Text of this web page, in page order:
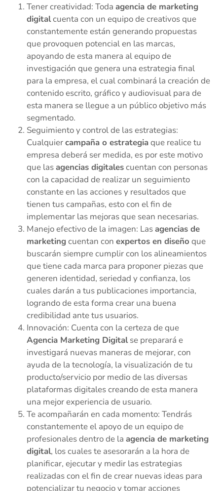
Tener creatividad: Toda agencia de marketing
digitalcuenta con un equipo de creativos que
constantemente están generando propuestas
que provoquen potencial en las marcas,
apoyando de esta manera al equipo de
investigación que genera una estrategia final
para la empresa, el cual combinará la creación de
contenido escrito, gráfico y audiovisual para de
esta manera se llegue a un público objetivo más
segmentado.
Seguimiento y control de las estrategias:
Cualquiercampaña o estrategiaque realice tu
empresa deberá ser medida, es por este motivo
que lasagencias digitalescuentan con personas
con la capacidad de realizar un seguimiento
constante en las acciones y resultados que
tienen tus campañas, esto con el fin de
implementar las mejoras que sean necesarias.
Manejo efectivo de la imagen: Lasagencias de
marketingcuentan con expertos en diseño que
buscarán siempre cumplir con los alineamientos
que tiene cada marca para proponer piezas que
generen identidad, seriedad y confianza, los
cuales darán a tus publicaciones importancia,
logrando de esta forma crear una buena
credibilidad ante tus usuarios.
Innovación: Cuenta con la certeza de que
Agencia Marketing Digitalse preparará e
investigará nuevas maneras de mejorar, con
ayuda de la tecnología, la visualización de tu
producto/servicio por medio de las diversas
plataformas digitales creando de esta manera
una mejor experiencia de usuario.
Te acompañarán en cada momento: Tendrás
constantemente el apoyo de un equipo de
profesionales dentro de la agencia de marketing
digital, los cuales te asesorarán a la hora de
planificar, ejecutar y medir las estrategias
realizadas con el fin de crear nuevas ideas para
potencializar tu negocio y tomar acciones